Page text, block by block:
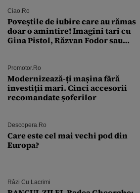
Ciao.ro
Poveştile de iubire care au rămas
doar o amintire! Imagini tari cu
Gina Pistol, Răzvan Fodor sau
Promotor.ro
Modernizează-ți mașina fără
investiții mari. Cinci accesorii
recomandate șoferilor
Descopera.ro
Care este cel mai vechi pod din
Europa?
Râzi Cu Lacrimi